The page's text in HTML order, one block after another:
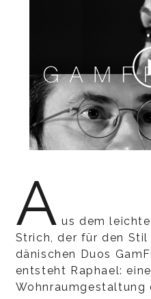
A us dem
Strich, der für den
dänischen Duos
entsteht Raphael:
Wohnraumgestaltung